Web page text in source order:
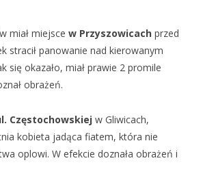
miał miejsce w Przyszowicach przed
stracił panowanie nad kierowanym
się okazało, miał prawie 2 promile
obrażeń.
Częstochowskiej w Gliwicach,
kobieta jadąca fiatem, która nie
oplowi. W efekcie doznała obrażeń i